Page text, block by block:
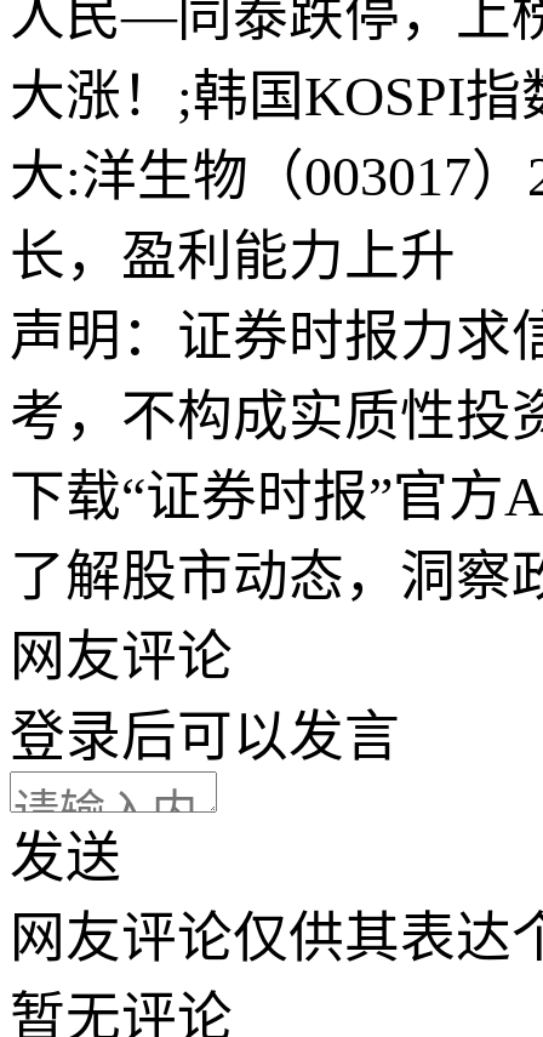
人民—同泰跌停，上
大涨！;韩国KOSPI
大:洋生物（003017
长，盈利能力上升
声明：证券时报力求
考，不构成实质性投
下载“证券时报”官方
了解股市动态，洞察
网友评论
登录后可以发言
发送
网友评论仅供其表达
暂无评论